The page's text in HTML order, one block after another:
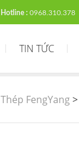
Hotline : 0968.310.378
TIN TỨC
Thép FengYang>